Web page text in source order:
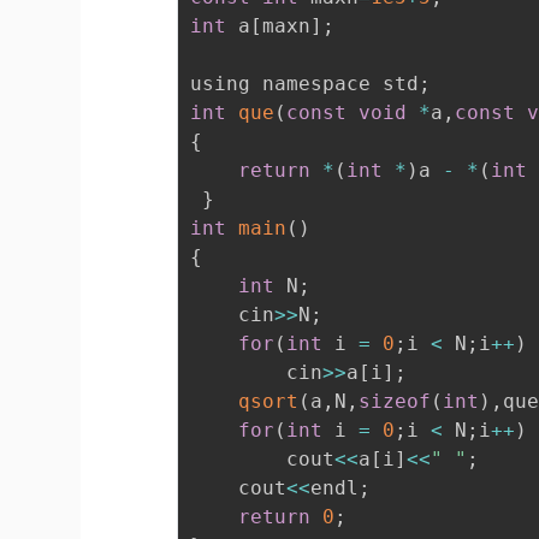
int
a [ maxn] ;
using namespace std ;
int
que ( const void *a , const
{
return
* ( int * ) a - * ( int
}
int
main ( )
{
int
N ;
	cin
>>N ;
for ( int i = 0 ; i < N ; i++ )
		cin
>>a [ i ] ;
qsort ( a , N , sizeof ( int ) , que
for ( int i = 0 ; i < N ; i++ )
		cout
<<a [ i ]<<" " ;
	cout
<<endl ;
return
0 ;